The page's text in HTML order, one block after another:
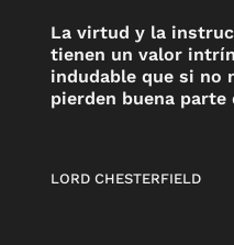
La virtud y la
tienen un valor
indudable que si no
pierden buena parte
LORD CHESTERFIELD